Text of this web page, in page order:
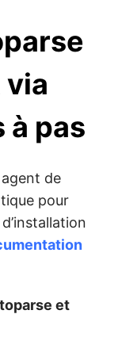
via
à pas
de
pour
et